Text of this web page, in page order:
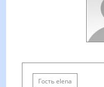
Гость elena